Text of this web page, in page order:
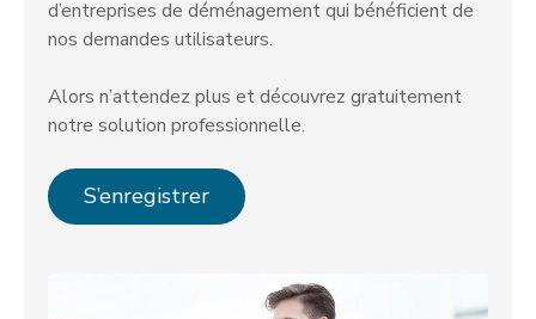
d’entreprises de déménagement qui bénéficient de
nos demandes utilisateurs.
Alors n’attendez plus et découvrez gratuitement
notre solution professionnelle.
S’enregistrer